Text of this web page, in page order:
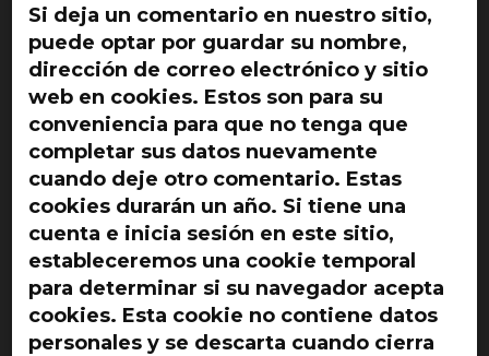
Si deja un comentario en nuestro sitio,
puede optar por guardar su nombre,
dirección de correo electrónico y sitio
web en cookies. Estos son para su
conveniencia para que no tenga que
completar sus datos nuevamente
cuando deje otro comentario. Estas
cookies durarán un año. Si tiene una
cuenta e inicia sesión en este sitio,
estableceremos una cookie temporal
para determinar si su navegador acepta
cookies. Esta cookie no contiene datos
personales y se descarta cuando cierra